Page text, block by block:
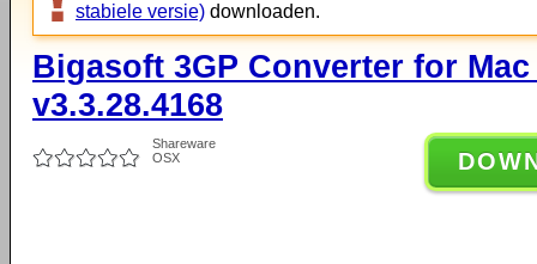
stabiele versie) downloaden.
Bigasoft 3GP Converter for Mac
v3.3.28.4168
Shareware
OSX